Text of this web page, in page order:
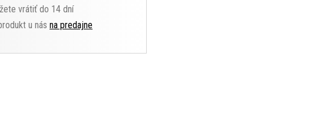
vrátiť do 14 dní
u nás na predajne